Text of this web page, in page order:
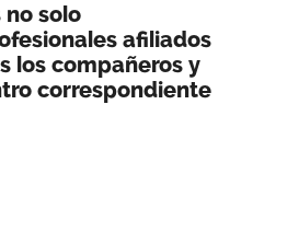
solo
afiliados
los compañeros y
correspondiente